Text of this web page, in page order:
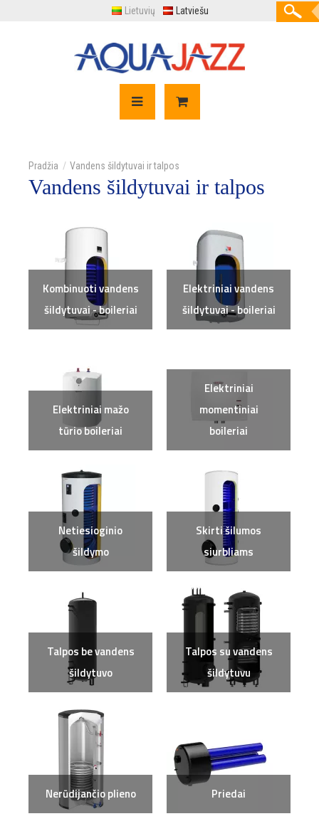
Lietuvių Latviešu
Vandens šildytuvai ir talpos
Vandens šildytuvai ir talpos
Kombinuoti vandens
šildytuvai - boileriai
Elektriniai vandens
šildytuvai - boileriai
Elektriniai mažo
tūrio boileriai
Elektriniai
momentiniai
boileriai
Netiesioginio
šildymo
Skirti šilumos
siurbliams
Talpos be vandens
šildytuvo
Talpos su vandens
šildytuvu
Nerūdijančio plieno Priedai